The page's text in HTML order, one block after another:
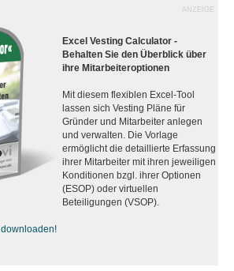
ANZEIGE
Excel Vesting Calculator -
Behalten Sie den Überblick über
ihre Mitarbeiteroptionen
Mit diesem flexiblen Excel-Tool
lassen sich Vesting Pläne für
Gründer und Mitarbeiter anlegen
und verwalten. Die Vorlage
ermöglicht die detaillierte Erfassung
ihrer Mitarbeiter mit ihren jeweiligen
Konditionen bzgl. ihrer Optionen
(ESOP) oder virtuellen
Beteiligungen (VSOP).